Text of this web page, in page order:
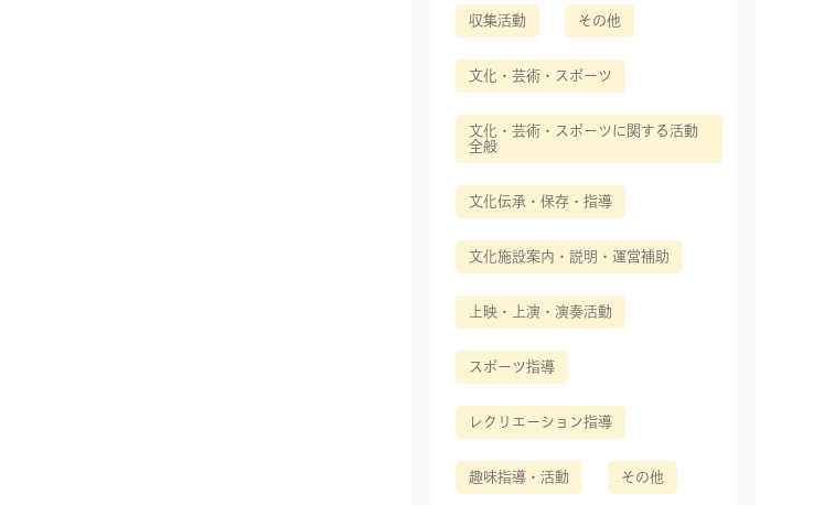
収集活動 その他
文化・芸術・スポーツ
文化・芸術・スポーツに関する活動
全般
文化伝承・保存・指導
文化施設案内・説明・運営補助
上映・上演・演奏活動
スポーツ指導
レクリエーション指導
趣味指導・活動 その他